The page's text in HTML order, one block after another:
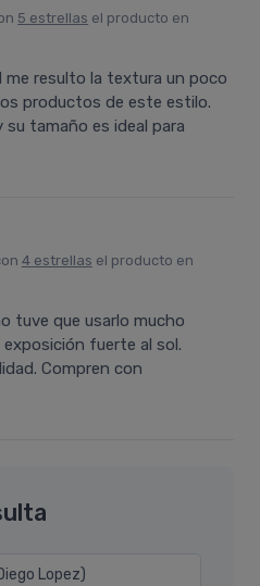
5 estrellas el producto en
resulto la textura un poco
productos de este estilo.
tamaño es ideal para
4 estrellas el producto en
tuve que usarlo mucho
fuerte al sol.
Compren con
Lopez)